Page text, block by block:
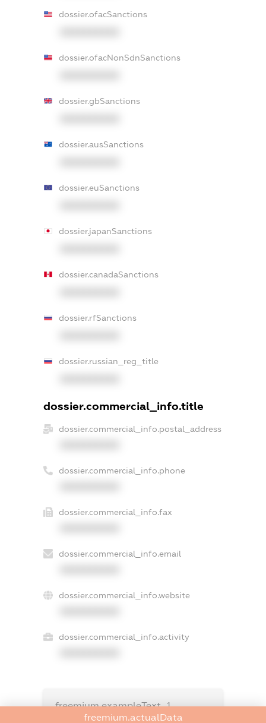
dossier.ofacSanctions
dossier.ofacNonSdnSanctions
dossier.gbSanctions
dossier.ausSanctions
dossier.euSanctions
dossier.japanSanctions
dossier.canadaSanctions
dossier.rfSanctions
dossier.russian_reg_title
dossier.commercial_info.title
dossier.commercial_info.postal_address
dossier.commercial_info.phone
dossier.commercial_info.fax
dossier.commercial_info.email
dossier.commercial_info.website
dossier.commercial_info.activity
freemium.exampleText_1
freemium.exampleText_2
freemium.actualData